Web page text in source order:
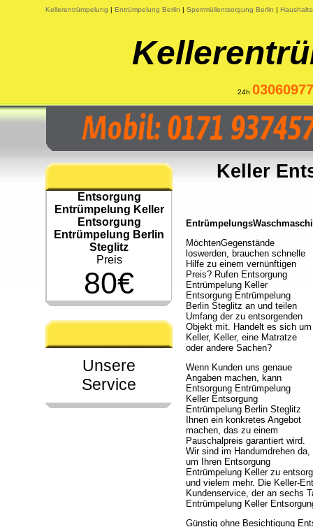
Kellerentrümpelung | Entrümpelung Berlin | Sperrmüllentsorgung Berlin |
24h
Entsorgung
Entrümpelung Keller
Entsorgung
Entrümpelung Berlin
Steglitz
Preis
80€
Unsere
Service
Keller
MöchtenGegenstände
loswerden, brauchen schnelle
Hilfe zu einem vernünftigen
Preis? Rufen Entsorgung
Entrümpelung Keller
Entsorgung Entrümpelung
Berlin Steglitz an und teilen
Umfang der zu entsorgenden
Objekt mit. Handelt es sich um
Keller, Keller, eine Matratze
oder andere Sachen?
Wenn Kunden uns genaue
Angaben machen, kann
Entsorgung Entrümpelung
Keller Entsorgung
Entrümpelung Berlin Steglitz
Ihnen ein konkretes Angebot
machen, das zu einem
Pauschalpreis garantiert wird.
Wir sind im Handumdrehen da,
um Ihren Entsorgung
Entrümpelung Keller zu
und vielem mehr. Die Keller-
Kundenservice, der an sechs
Entrümpelung Keller
Günstig ohne Besichtigung